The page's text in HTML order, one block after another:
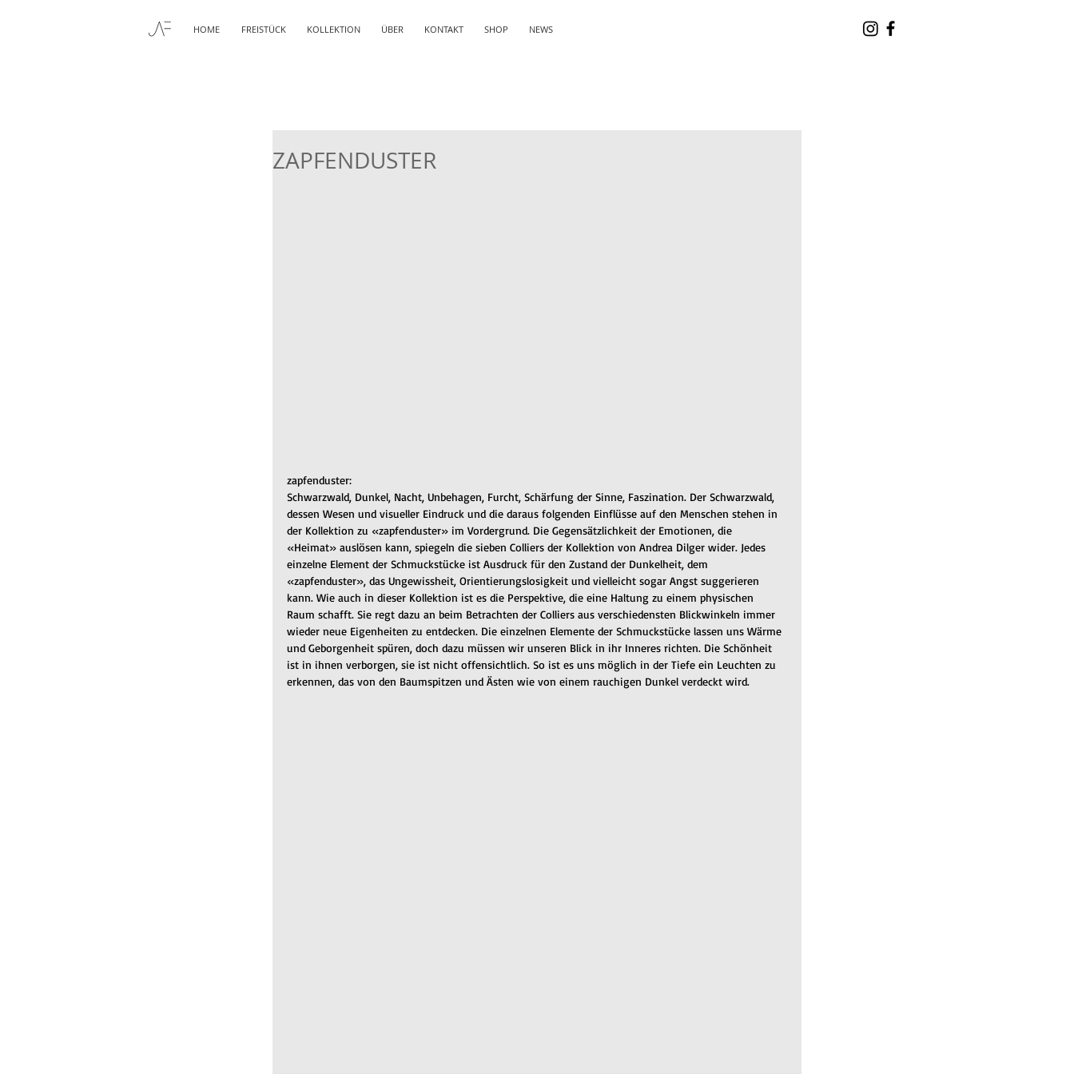
HOME FREISTÜCK KOLLEKTION ÜBER KONTAKT SHOP NEWS
ZAPFENDUSTER
zapfenduster:
Schwarzwald, Dunkel, Nacht, Unbehagen, Furcht, Schärfung der Sinne, Faszination. Der Schwarzwald,
dessen Wesen und visueller Eindruck und die daraus folgenden Einflüsse auf den Menschen stehen in
der Kollektion zu «zapfenduster» im Vordergrund. Die Gegensätzlichkeit der Emotionen, die
«Heimat» auslösen kann, spiegeln die sieben Colliers der Kollektion von Andrea Dilger wider. Jedes
einzelne Element der Schmuckstücke ist Ausdruck für den Zustand der Dunkelheit, dem
«zapfenduster», das Ungewissheit, Orientierungslosigkeit und vielleicht sogar Angst suggerieren
kann. Wie auch in dieser Kollektion ist es die Perspektive, die eine Haltung zu einem physischen
Raum schafft. Sie regt dazu an beim Betrachten der Colliers aus verschiedensten Blickwinkeln immer
wieder neue Eigenheiten zu entdecken. Die einzelnen Elemente der Schmuckstücke lassen uns Wärme
und Geborgenheit spüren, doch dazu müssen wir unseren Blick in ihr Inneres richten. Die Schönheit
ist in ihnen verborgen, sie ist nicht offensichtlich. So ist es uns möglich in der Tiefe ein Leuchten zu
erkennen, das von den Baumspitzen und Ästen wie von einem rauchigen Dunkel verdeckt wird.